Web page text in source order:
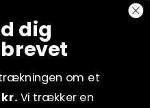
dig
om et
Vi trækker en